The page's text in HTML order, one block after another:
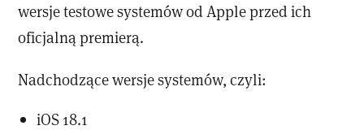
wersje testowe systemów od Apple przed ich
oficjalną premierą.
Nadchodzące wersje systemów, czyli:
iOS 18.1